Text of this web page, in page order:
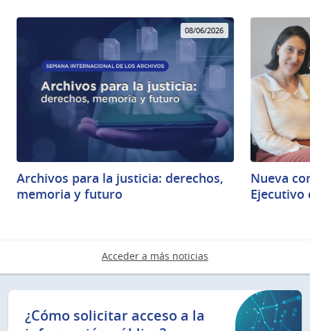
08/06/2026
Archivos para la justicia: derechos,
memoria y futuro
Nueva
Ejecutivo
Acceder a más noticias
¿Cómo solicitar acceso a la